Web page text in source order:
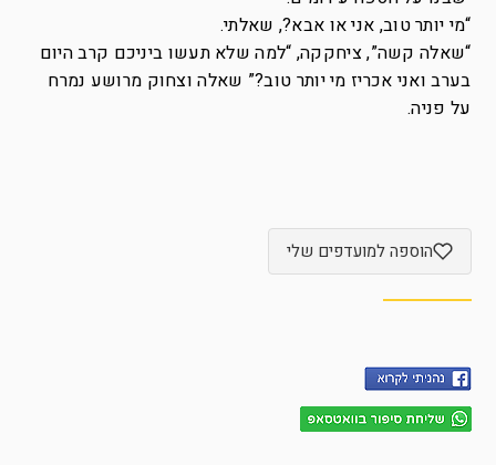
“מי יותר טוב, אני או אבא?, שאלתי.
“שאלה קשה”, ציחקקה, “למה שלא תעשו ביניכם קרב היום
בערב ואני אכריז מי יותר טוב?” שאלה וצחוק מרושע נמרח
על פניה.
הוספה למועדפים שלי